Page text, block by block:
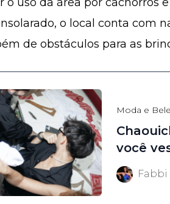
o local conta com
de obstáculos para as
Moda e
você
Fabbi